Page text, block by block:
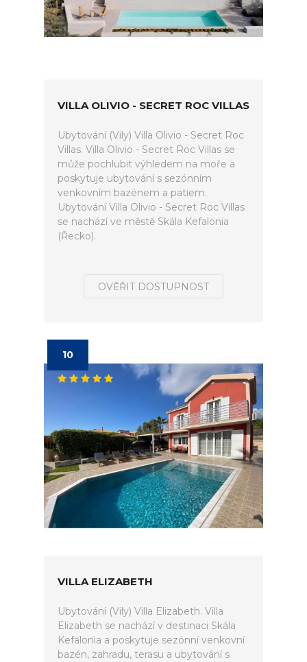
VILLA OLIVIO - SECRET ROC VILLAS
Ubytování (Vily) Villa Olivio - Secret Roc
Villas. Villa Olivio - Secret Roc Villas se
může pochlubit výhledem na moře a
poskytuje ubytování s sezónním
venkovním bazénem a patiem.
Ubytování Villa Olivio - Secret Roc Villas
se nachází ve městě Skála Kefalonia
(Řecko).
OVĚŘIT DOSTUPNOST
10
VILLA ELIZABETH
Ubytování (Vily) Villa Elizabeth. Villa
Elizabeth se nachází v destinaci Skála
Kefalonia a poskytuje sezónní venkovní
bazén, zahradu, terasu a ubytování s